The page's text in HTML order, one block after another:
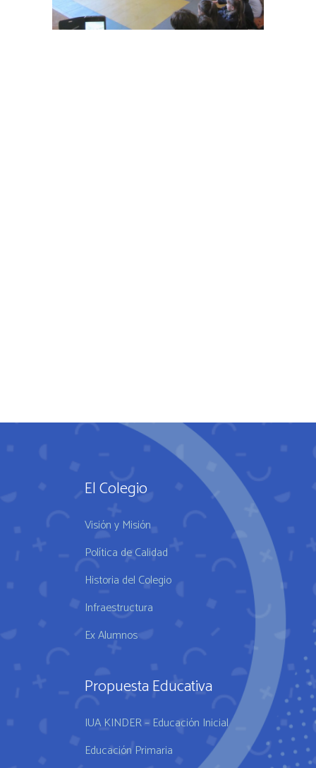
El Colegio
Visión y Misión
Política de Calidad
Historia del Colegio
Infraestructura
Ex Alumnos
Propuesta Educativa
IUA KINDER – Educación Inicial
Educación Primaria